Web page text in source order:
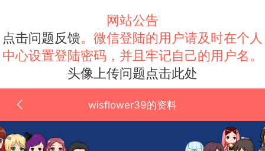
网站公告
点击问题反馈。微信登陆的用户请及时在个人
中心设置登陆密码，并且牢记自己的用户名。
头像上传问题点击此处
wisflower39的资料